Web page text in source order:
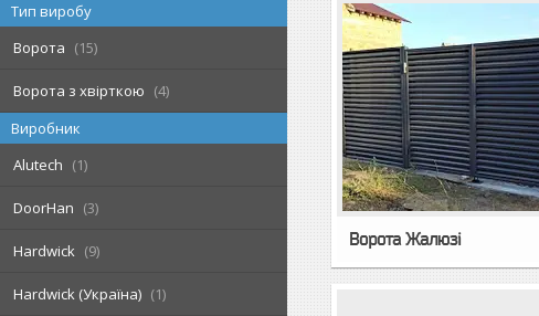
Тип виробу
Ворота
15
Ворота з хвірткою
4
Виробник
Alutech
1
DoorHan 3
Hardwick 9
Hardwick (Україна) 1
Ворота Жалюзі